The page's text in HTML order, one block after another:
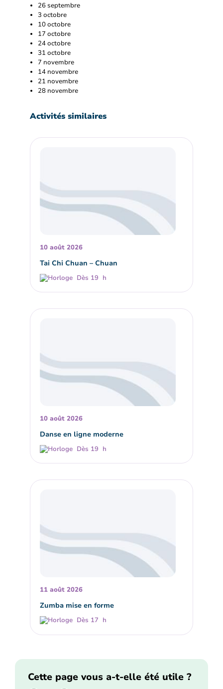
26 septembre
3 octobre
10 octobre
17 octobre
24 octobre
31 octobre
7 novembre
14 novembre
21 novembre
28 novembre
Activités similaires
10 août 2026
Tai Chi Chuan – Chuan
Dès 19 h
10 août 2026
Danse en ligne moderne
Dès 19 h
11 août 2026
Zumba mise en forme
Dès 17 h
Cette page vous a-t-elle été utile ?